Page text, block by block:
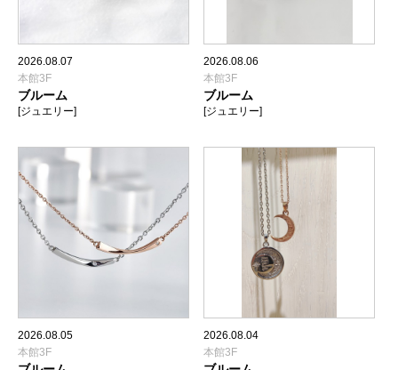
2026.08.07
本館3F
ブルーム
[ジュエリー]
2026.08.06
本館3F
ブルーム
[ジュエリー]
2026.08.05
本館3F
2026.08.04
本館3F